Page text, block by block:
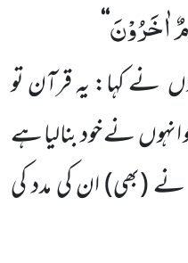
اٰخَرُوْنَ‘‘
نے کہا: یہ قرآن تو
نے خود بنالیا ہے
نے(بھی)ان کی مدد کی